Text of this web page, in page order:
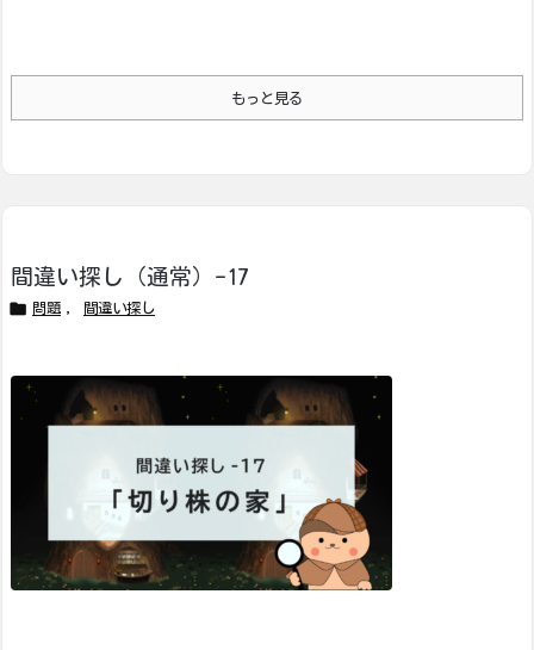
もっと見る
間違い探し（通常）-17
 問題 間違い探し